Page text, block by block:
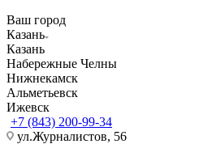
Ваш город
Казань
Казань
Набережные Челны
Нижнекамск
Альметьевск
Ижевск
+7 (843) 200-99-34
ул.Журналистов, 56